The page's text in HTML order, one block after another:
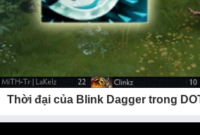
Thời đại của Blink Dagger trong